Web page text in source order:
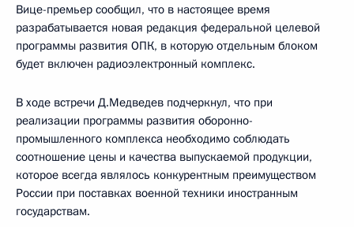
Вице-премьер сообщил, что в настоящее время
разрабатывается новая редакция федеральной целевой
программы развития ОПК, в которую отдельным блоком
будет включен радиоэлектронный комплекс.
В ходе встречи Д.Медведев подчеркнул, что при
реализации программы развития оборонно-
промышленного комплекса необходимо соблюдать
соотношение цены и качества выпускаемой продукции,
которое всегда являлось конкурентным преимуществом
России при поставках военной техники иностранным
государствам.